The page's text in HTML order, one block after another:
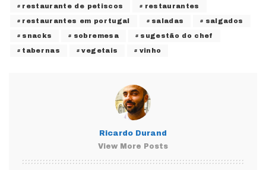
restaurante de petiscos restaurantes
restaurantes em portugal saladas salgados
snacks sobremesa sugestão do chef
tabernas vegetais vinho
Ricardo Durand
View More Posts